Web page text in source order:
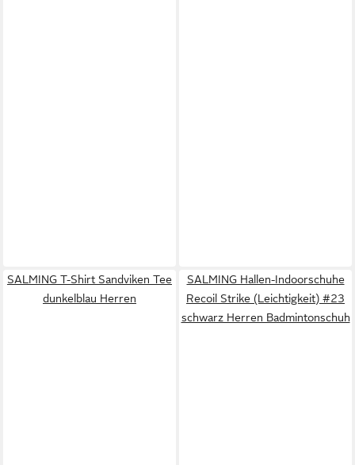
SALMING T-Shirt Sandviken Tee
dunkelblau Herren
SALMING Hallen-Indoorschuhe
Recoil Strike (Leichtigkeit) #23
schwarz Herren Badmintonschuh